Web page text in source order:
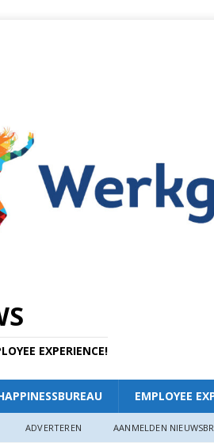
EXPERIENCE!
EMPLOYEE
ADVERTEREN AANMELDEN